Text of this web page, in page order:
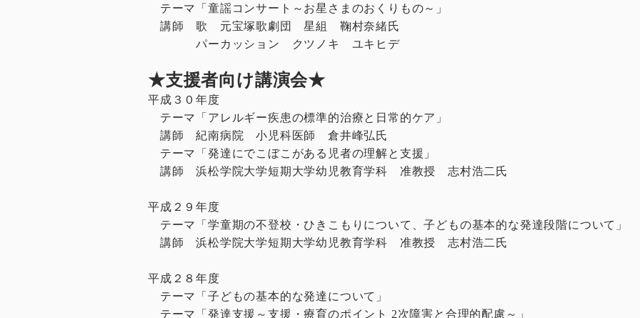
テーマ「童謡コンサート～お星さまのおくりもの～」
講師 歌 元宝塚歌劇団 星組 鞠村奈緒氏
パーカッション クツノキ ユキヒデ
★支援者向け講演会★
平成３０年度
テーマ「アレルギー疾患の標準的治療と日常的ケア」
講師 紀南病院 小児科医師 倉井峰弘氏
テーマ「発達にでこぼこがある児者の理解と支援」
講師 浜松学院大学短期大学幼児教育学科 准教授 志村浩二氏
平成２９年度
テーマ「学童期の不登校・ひきこもりについて、子どもの基本的な発達段階について」
講師 浜松学院大学短期大学幼児教育学科 准教授 志村浩二氏
平成２８年度
テーマ「子どもの基本的な発達について」
テーマ「発達支援～支援・療育のポイント 2次障害と合理的配慮～」